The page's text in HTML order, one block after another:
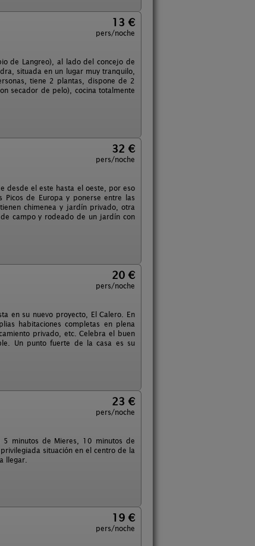
13 €
pers/noche
de Langreo), al lado del concejo de
situada en un lugar muy tranquilo,
tiene 2 plantas, dispone de 2
secador de pelo), cocina totalmente
32 €
pers/noche
desde el este hasta el oeste, por eso
de Europa y ponerse entre las
chimenea y jardín privado, otra
campo y rodeado de un jardín con
20 €
pers/noche
en su nuevo proyecto, El Calero. En
habitaciones completas en plena
privado, etc. Celebra el buen
Un punto fuerte de la casa es su
23 €
pers/noche
5 minutos de Mieres, 10 minutos de
situación en el centro de la
llegar.
19 €
pers/noche